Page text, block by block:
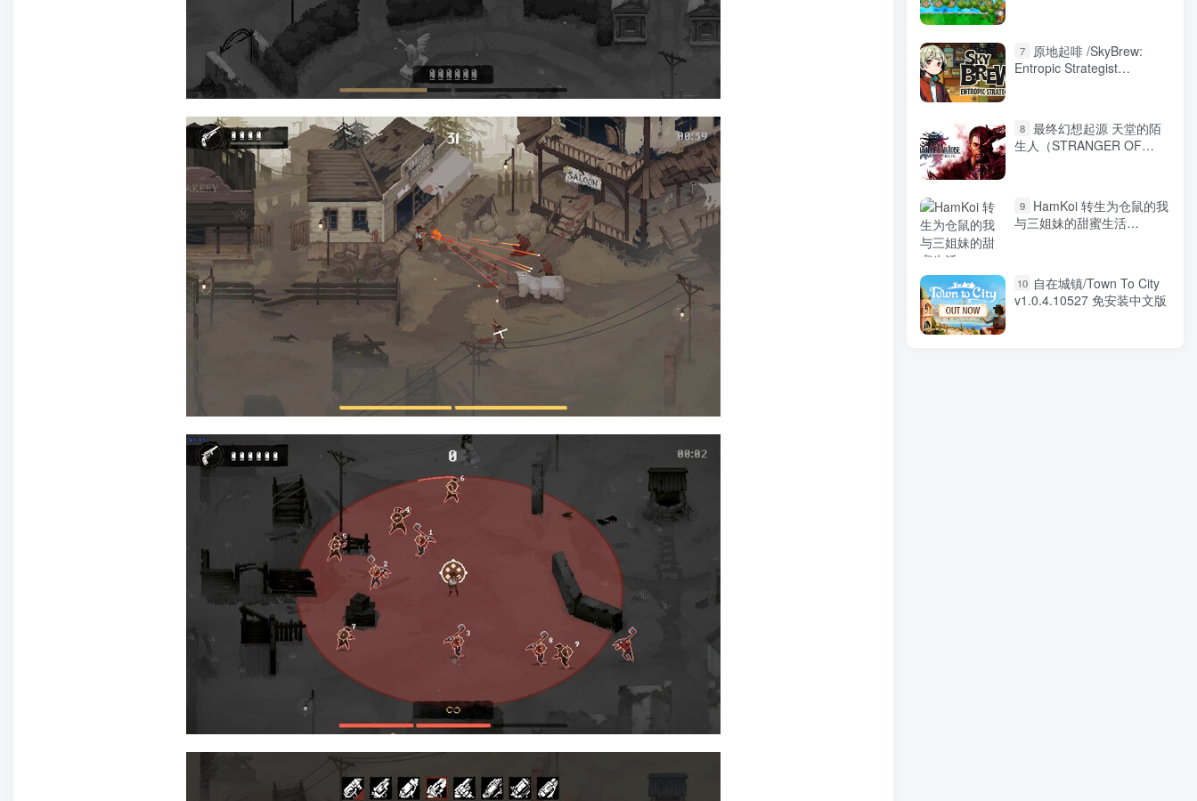
7
原地起啡 /SkyBrew:
Entropic Strategist
8 最终幻想起源 天堂的陌
生人（STRANGER OF
9
HamKoi 转生为仓鼠的我
与三姐妹的甜蜜生活
10 自在城镇/Town To City
v1.0.4.10527 免安装中文版